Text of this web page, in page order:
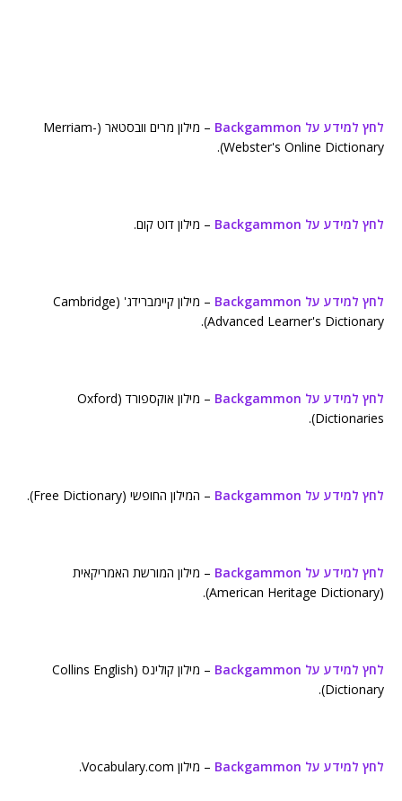
לחץ למידע על Backgammon
– מילון מרים וובסטאר (Merriam-
Webster's Online Dictionary).
לחץ למידע על Backgammon – מילון דוט קום.
לחץ למידע על Backgammon
– מילון קיימברידג' (Cambridge
Advanced Learner's Dictionary).
לחץ למידע על Backgammon
– מילון אוקספורד (Oxford
Dictionaries).
לחץ למידע על Backgammon – המילון החופשי (Free Dictionary).
לחץ למידע על Backgammon
– מילון המורשת האמריקאית
(American Heritage Dictionary).
לחץ למידע על Backgammon
– מילון קולינס (Collins English
Dictionary).
לחץ למידע על Backgammon – מילון Vocabulary.com.